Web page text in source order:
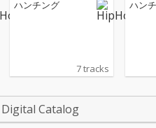
ハンチング
7 tracks
ハン
Catalog